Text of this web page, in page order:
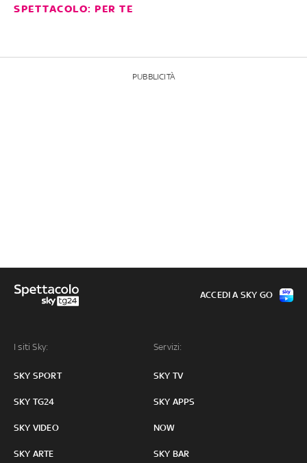
SPETTACOLO: PER TE
PUBBLICITÀ
I siti Sky:
SKY SPORT
SKY TG24
SKY VIDEO
SKY ARTE
Servizi:
SKY TV
SKY APPS
NOW
SKY BAR
ACCEDI A SKY GO